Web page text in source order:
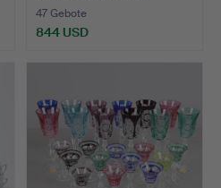
47 Gebote
844 USD